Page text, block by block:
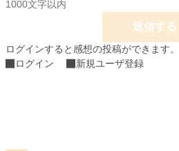
66,343 位 / 66,343 件
24h.ポイント 0 pt
1000文字以内
送信する
ログインすると感想の投稿ができます。
ログイン
新規ユーザ登録